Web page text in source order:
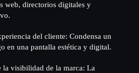
web, directorios digitales y
del cliente: Condensa un
en una pantalla estética y digital.
la visibilidad de la marca: La